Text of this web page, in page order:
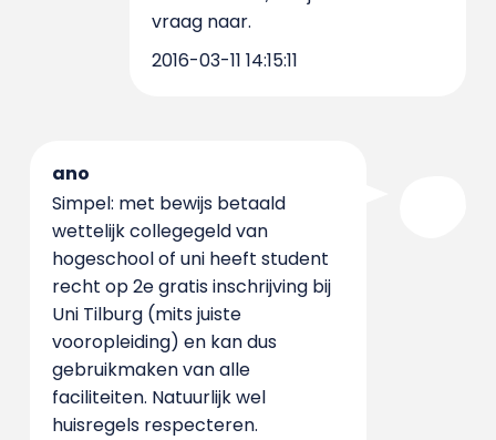
vraag naar.
2016-03-11 14:15:11
ano
Simpel: met bewijs betaald
wettelijk collegegeld van
hogeschool of uni heeft student
recht op 2e gratis inschrijving bij
Uni Tilburg (mits juiste
vooropleiding) en kan dus
gebruikmaken van alle
faciliteiten. Natuurlijk wel
huisregels respecteren.